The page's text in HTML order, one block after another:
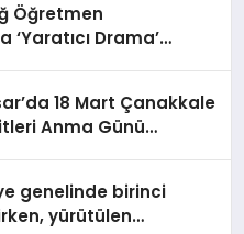
Öğretmen
‘Yaratıcı Drama’
18 Mart Çanakkale
Anma Günü
genelinde birinci
yürütülen